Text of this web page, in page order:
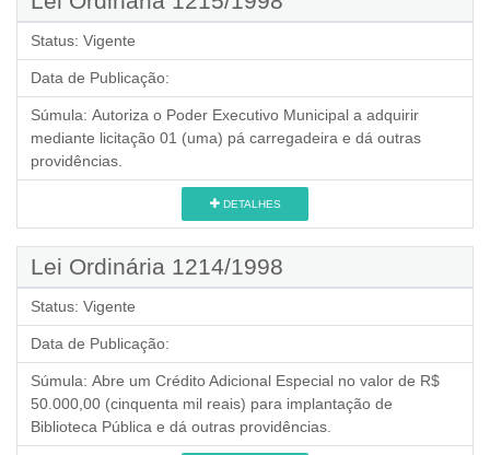
Status: Vigente
Data de Publicação:
Súmula: Autoriza o Poder Executivo Municipal a adquirir
mediante licitação 01 (uma) pá carregadeira e dá outras
providências.
DETALHES
Lei Ordinária 1214/1998
Status: Vigente
Data de Publicação:
Súmula: Abre um Crédito Adicional Especial no valor de R$
50.000,00 (cinquenta mil reais) para implantação de
Biblioteca Pública e dá outras providências.